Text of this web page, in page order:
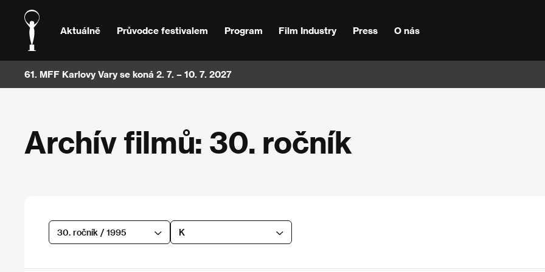
Aktuálně Průvodce festivalem Program Film Industry Press O nás
61. MFF Karlovy Vary se koná 2. 7. – 10. 7. 2027
Archív filmů: 30. ročník
30. ročník / 1995 K